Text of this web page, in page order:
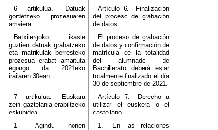
6. artikulua.– Datuak
gordetzeko prozesuaren
amaiera.
Artículo 6.– Finalización
del proceso de grabación
de datos.
Batxilergoko ikasle
guztien datuak grabatzeko
eta matrikulak berresteko
prozesua erabat amaituta
egongo da 2021eko
irailaren 30ean.
El proceso de grabación
de datos y confirmación de
matrícula de la totalidad
del alumnado de
Bachillerato deberá estar
totalmente finalizado el día
30 de septiembre de 2021.
7. artikulua.– Euskara
zein gaztelania erabiltzeko
eskubidea.
Artículo 7.– Derecho a
utilizar el euskera o el
castellano.
1.– Agindu honen
1.– En las relaciones